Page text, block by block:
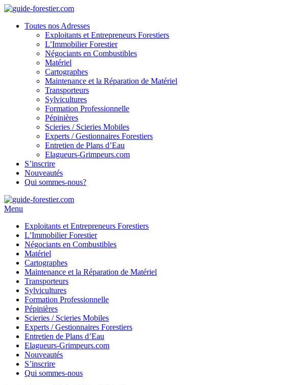
Toutes nos Adresses
Exploitants et Entrepreneurs Forestiers
L’Immobilier Forestier
Négociants en Combustibles
Matériel
Cartographes
Maintenance et la Réparation de Matériel
Transporteurs
Sylvicultures
Formation Professionnelle
Pépinières
Scieries / Scieries Mobiles
Experts / Gestionnaires Forestiers
Entretien de Plans d’Eau
Elagueurs-Grimpeurs.com
S’inscrire
Nouveautés
Qui sommes-nous?
Menu
Exploitants et Entrepreneurs Forestiers
L’Immobilier Forestier
Négociants en Combustibles
Matériel
Cartographes
Maintenance et la Réparation de Matériel
Transporteurs
Sylvicultures
Formation Professionnelle
Pépinières
Scieries / Scieries Mobiles
Experts / Gestionnaires Forestiers
Entretien de Plans d’Eau
Elagueurs-Grimpeurs.com
Nouveautés
S’inscrire
Qui sommes-nous